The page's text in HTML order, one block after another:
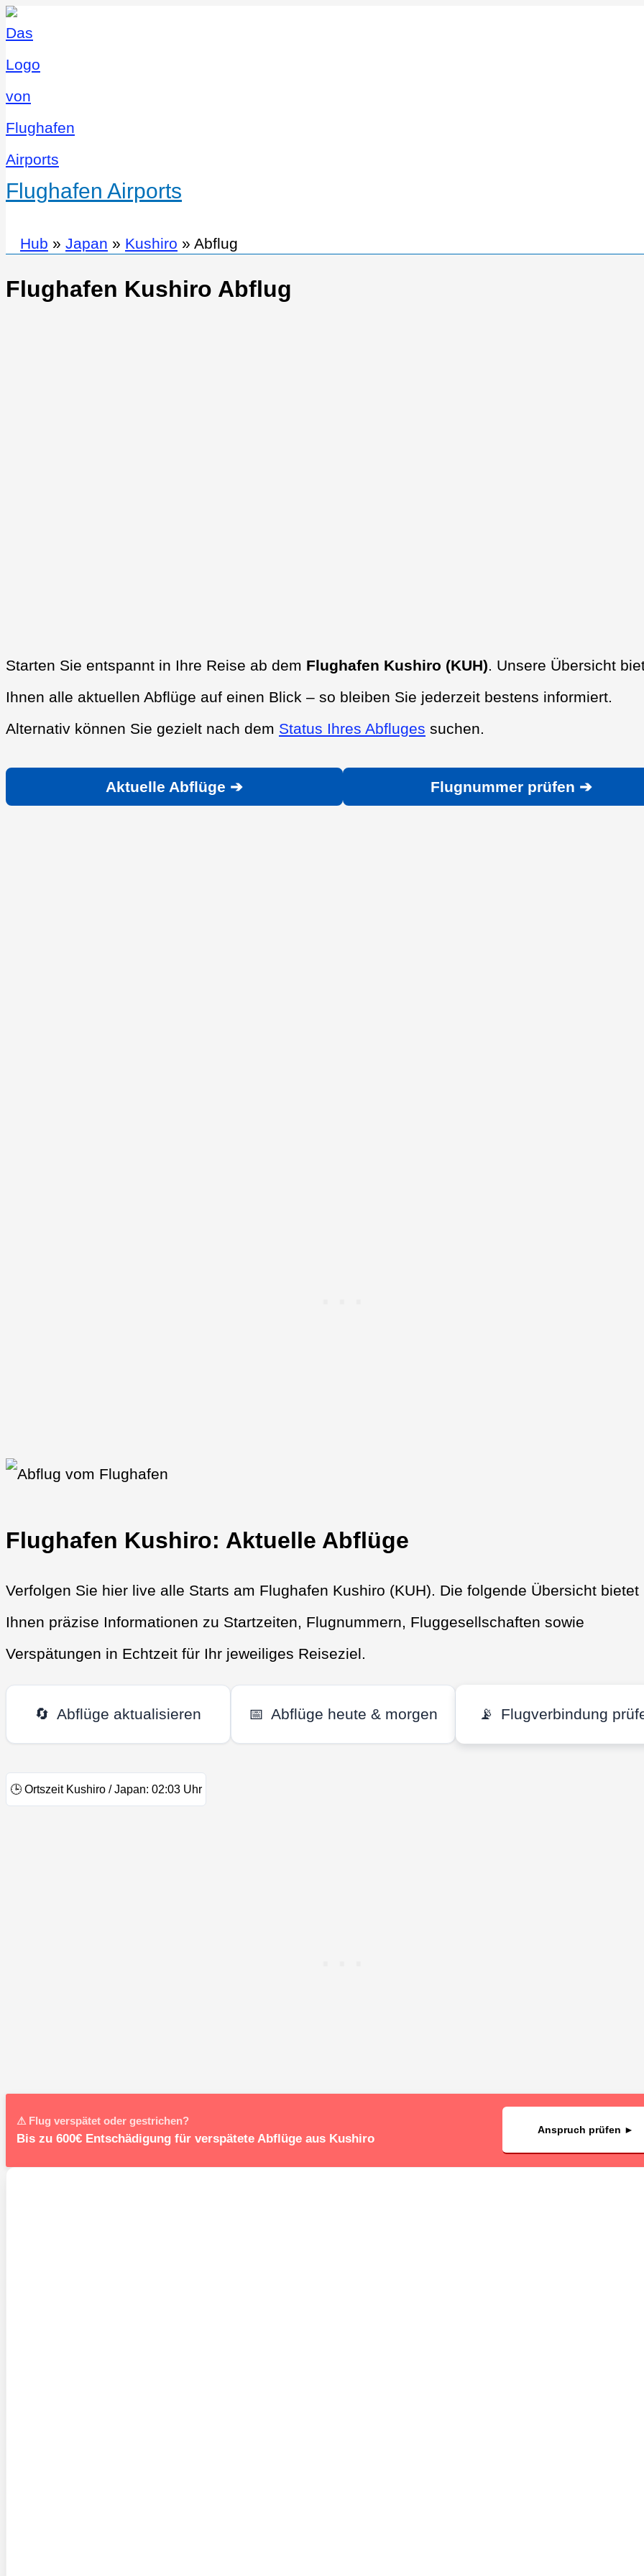
Flughafen Airports
Hub » Japan » Kushiro » Abflug
Flughafen Kushiro Abflug
Starten Sie entspannt in Ihre Reise ab dem Flughafen Kushiro (KUH). Unsere Übersicht
Ihnen alle aktuellen Abflüge auf einen Blick – so bleiben Sie jederzeit bestens informiert.
Alternativ können Sie gezielt nach dem Status Ihres Abfluges suchen.
Aktuelle Abflüge ➔ Flugnummer prüfen ➔
Flughafen Kushiro: Aktuelle Abflüge
Verfolgen Sie hier live alle Starts am Flughafen Kushiro (KUH). Die folgende Übersicht bietet
Ihnen präzise Informationen zu Startzeiten, Flugnummern, Fluggesellschaften sowie
Verspätungen in Echtzeit für Ihr jeweiliges Reiseziel.
🔄 Abflüge aktualisieren 📅 Abflüge heute & morgen 📡 Flugverbindung
🕒 Ortszeit Kushiro / Japan: 02:03 Uhr
⚠ Flug verspätet oder gestrichen?
Bis zu 600€ Entschädigung für verspätete Abflüge aus Kushiro
Anspruch prüfen ►